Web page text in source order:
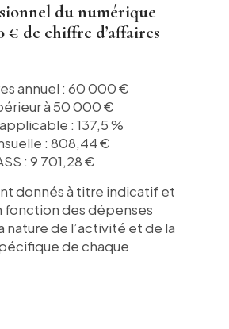
du numérique
€ de chiffre d’affaires
annuel : 60 000 €
à 50 000 €
: 137,5 %
: 808,44 €
: 9 701,28 €
donnés à titre indicatif et
fonction des dépenses
de l’activité et de la
de chaque